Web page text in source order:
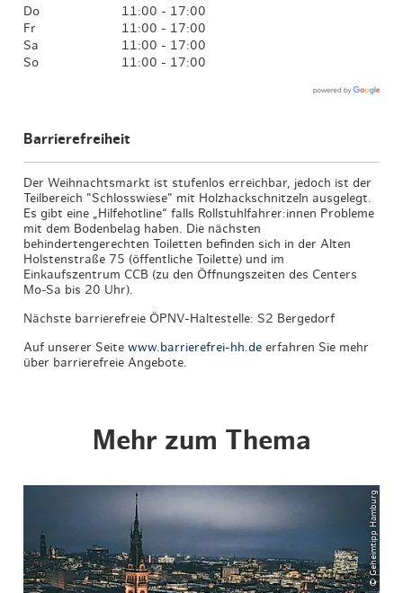
Do
11:00 - 17:00
Fr
11:00 - 17:00
Sa
11:00 - 17:00
So
11:00 - 17:00
Barrierefreiheit
Der Weihnachtsmarkt ist stufenlos erreichbar, jedoch ist der
Teilbereich "Schlosswiese" mit Holzhackschnitzeln ausgelegt.
Es gibt eine „Hilfehotline“ falls Rollstuhlfahrer:innen Probleme
mit dem Bodenbelag haben. Die nächsten
behindertengerechten Toiletten befinden sich in der Alten
Holstenstraße 75 (öffentliche Toilette) und im
Einkaufszentrum CCB (zu den Öffnungszeiten des Centers
Mo-Sa bis 20 Uhr).
Nächste barrierefreie ÖPNV-Haltestelle: S2 Bergedorf
Auf unserer Seitewww.barrierefrei-hh.de erfahren Sie mehr
über barrierefreie Angebote.
Mehr zum Thema
© Geheimtipp Hamburg